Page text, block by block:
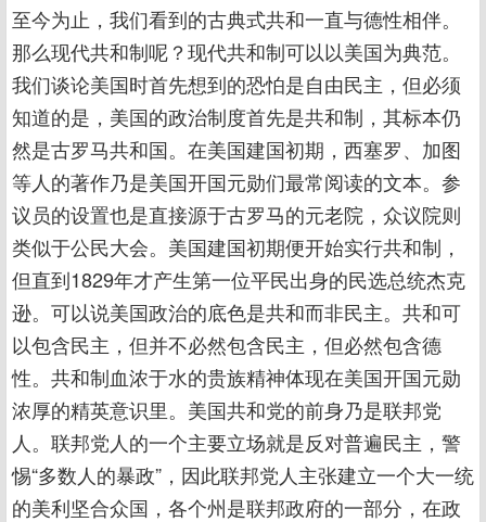
至今为止，我们看到的古典式共和一直与德性相伴。
那么现代共和制呢？现代共和制可以以美国为典范。
我们谈论美国时首先想到的恐怕是自由民主，但必须
知道的是，美国的政治制度首先是共和制，其标本仍
然是古罗马共和国。在美国建国初期，西塞罗、加图
等人的著作乃是美国开国元勋们最常阅读的文本。参
议员的设置也是直接源于古罗马的元老院，众议院则
类似于公民大会。美国建国初期便开始实行共和制，
但直到1829年才产生第一位平民出身的民选总统杰克
逊。可以说美国政治的底色是共和而非民主。共和可
以包含民主，但并不必然包含民主，但必然包含德
性。共和制血浓于水的贵族精神体现在美国开国元勋
浓厚的精英意识里。美国共和党的前身乃是联邦党
人。联邦党人的一个主要立场就是反对普遍民主，警
惕“多数人的暴政”，因此联邦党人主张建立一个大一统
的美利坚合众国，各个州是联邦政府的一部分，在政